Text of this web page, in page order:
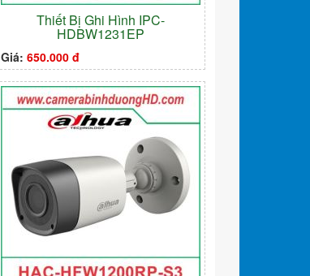
Thiết Bị Ghi Hình IPC-
HDBW1231EP
Giá:650.000 đ